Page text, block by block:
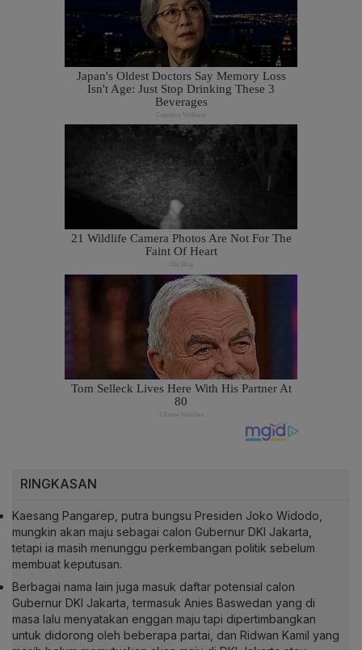
RINGKASAN
Kaesang Pangarep, putra bungsu Presiden Joko Widodo,
mungkin akan maju sebagai calon Gubernur DKI Jakarta,
tetapi ia masih menunggu perkembangan politik sebelum
membuat keputusan.
Berbagai nama lain juga masuk daftar potensial calon
Gubernur DKI Jakarta, termasuk Anies Baswedan yang di
masa lalu menyatakan enggan maju tapi dipertimbangkan
untuk didorong oleh beberapa partai, dan Ridwan Kamil yang